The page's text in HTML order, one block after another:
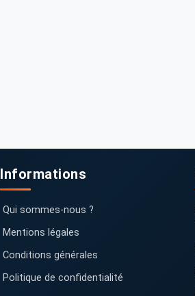
Informations
Qui sommes-nous ?
Mentions légales
Conditions générales
Politique de confidentialité